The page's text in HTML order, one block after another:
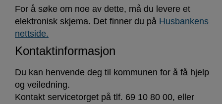
For å søke om noe av dette, må du levere et
elektronisk skjema. Det finner du på Husbankens
nettside.
Kontaktinformasjon
Du kan henvende deg til kommunen for å få hjelp
og veiledning.
Kontakt servicetorget på tlf. 69 10 80 00, eller